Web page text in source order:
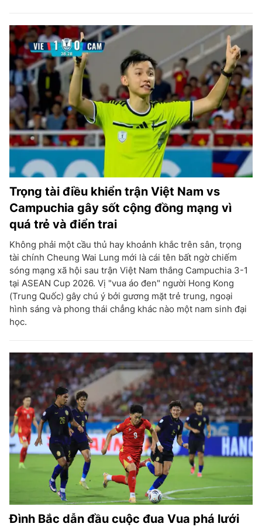
Trọng tài điều khiển trận Việt Nam vs
Campuchia gây sốt cộng đồng mạng vì
quá trẻ và điển trai
Không phải một cầu thủ hay khoảnh khắc trên sân, trọng
tài chính Cheung Wai Lung mới là cái tên bất ngờ chiếm
sóng mạng xã hội sau trận Việt Nam thắng Campuchia 3-1
tại ASEAN Cup 2026. Vị "vua áo đen" người Hong Kong
(Trung Quốc) gây chú ý bởi gương mặt trẻ trung, ngoại
hình sáng và phong thái chẳng khác nào một nam sinh đại
học.
Đình Bắc dẫn đầu cuộc đua Vua phá lưới